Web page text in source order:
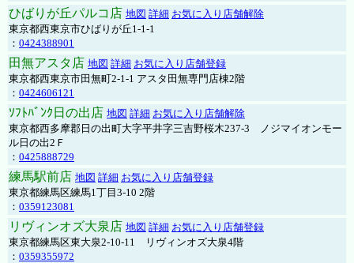
ひばりが丘パルコ店 地図 詳細 お気に入り店舗解除
東京都西東京市ひばりが丘1-1-1
： 0424388901
田無アスタ店 地図 詳細 お気に入り店舗登録
東京都西東京市田無町2-1-1 アスタ田無専門店棟2階
： 0424606121
ｿﾌﾄﾊﾞﾝｸ日の出店 地図 詳細 お気に入り店舗解除
東京都西多摩郡日の出町大字平井字三吉野桜木237-3 ノジマイオンモー
ル日の出2Ｆ
： 0425888729
練馬駅前店 地図 詳細 お気に入り店舗登録
東京都練馬区練馬1丁目3-10 2階
： 0359123081
リヴィンオズ大泉店 地図 詳細 お気に入り店舗登録
東京都練馬区東大泉2-10-11 リヴィンオズ大泉4階
： 0359355972